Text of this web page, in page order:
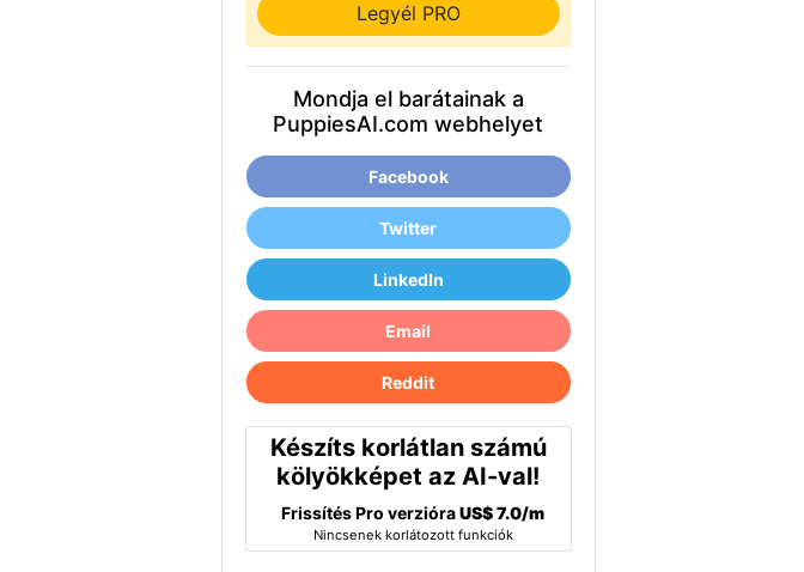
Legyél PRO
Mondja el barátainak a
PuppiesAI.com webhelyet
Facebook
Twitter
LinkedIn
Email
Reddit
Készíts korlátlan számú
kölyökképet az AI-val!
Frissítés Pro verzióraUS$ 7.0/m
Nincsenek korlátozott funkciók